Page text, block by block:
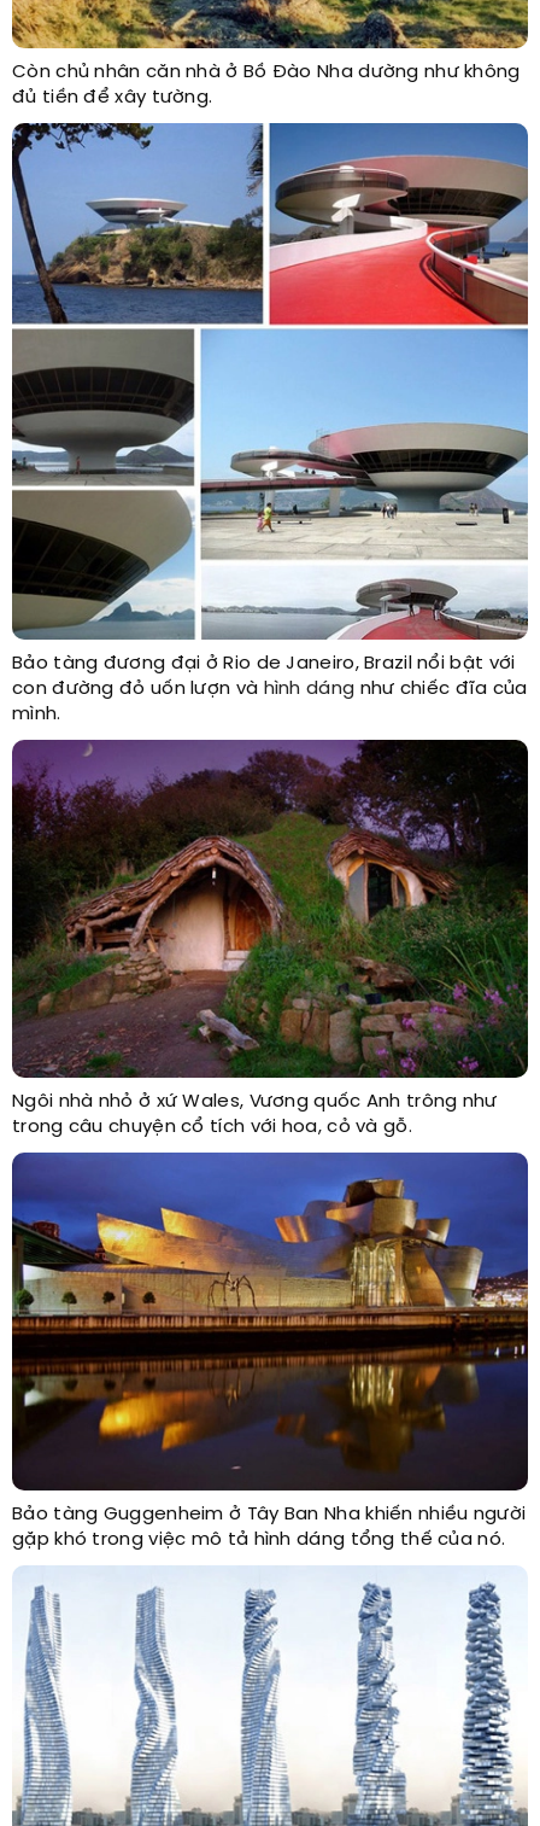
Còn chủ nhân căn nhà ở Bồ Đào Nha dường như không
đủ tiền để xây tường.
Bảo tàng đương đại ở Rio de Janeiro, Brazil nổi bật với
con đường đỏ uốn lượn và hình dáng như chiếc đĩa của
mình.
Ngôi nhà nhỏ ở xứ Wales, Vương quốc Anh trông như
trong câu chuyện cổ tích với hoa, cỏ và gỗ.
Bảo tàng Guggenheim ở Tây Ban Nha khiến nhiều người
gặp khó trong việc mô tả hình dáng tổng thế của nó.